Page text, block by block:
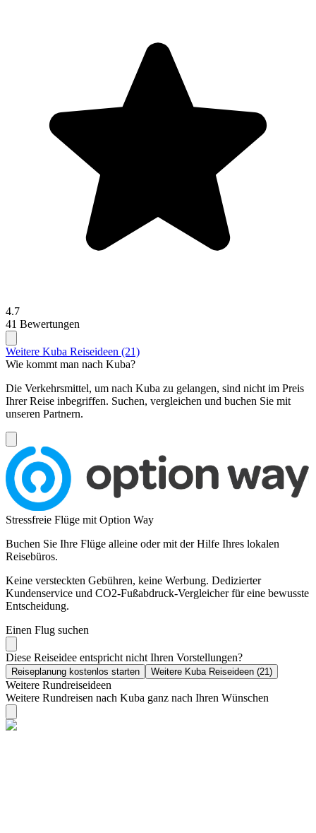
4.7
41 Bewertungen
Weitere Kuba Reiseideen (21)
Wie kommt man nach Kuba?
Die Verkehrsmittel, um nach Kuba zu gelangen, sind nicht im Preis
Ihrer Reise inbegriffen. Suchen, vergleichen und buchen Sie mit
unseren Partnern.
Stressfreie Flüge mit Option Way
Buchen Sie Ihre Flüge alleine oder mit der Hilfe Ihres lokalen
Reisebüros.
Keine versteckten Gebühren, keine Werbung. Dedizierter
Kundenservice und CO2-Fußabdruck-Vergleicher für eine bewusste
Entscheidung.
Einen Flug suchen
Diese Reiseidee entspricht nicht Ihren Vorstellungen?
Reiseplanung kostenlos starten Weitere Kuba Reiseideen (21)
Weitere Rundreiseideen
Weitere Rundreisen nach Kuba ganz nach Ihren Wünschen